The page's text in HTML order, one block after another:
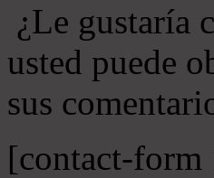
¿Le gustaría
usted puede
sus
[contact-